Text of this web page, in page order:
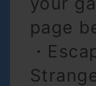
page
・